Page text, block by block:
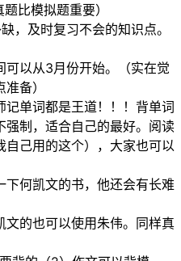
比模拟题重要）
，及时复习不会的知识点。
可以从3月份开始。（实在觉
备）
单词都是王道！！！背单词
强制，适合自己的最好。阅读
己用的这个），大家也可以
下何凯文的书，他还会有长难
文的也可以使用朱伟。同样真